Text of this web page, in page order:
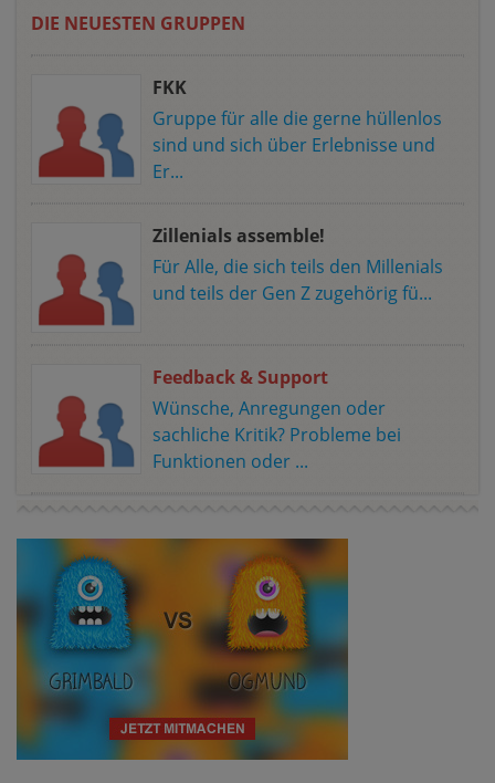
DIE NEUESTEN GRUPPEN
FKK
Gruppe für alle die gerne hüllenlos
sind und sich über Erlebnisse und
Er...
Zillenials assemble!
Für Alle, die sich teils den Millenials
und teils der Gen Z zugehörig fü...
Feedback & Support
Wünsche, Anregungen oder
sachliche Kritik? Probleme bei
Funktionen oder ...